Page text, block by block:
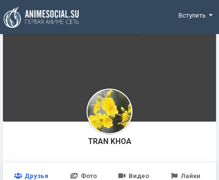
Funding
Вступить
TRAN KHOA
Друзья Фото Видео Лайки